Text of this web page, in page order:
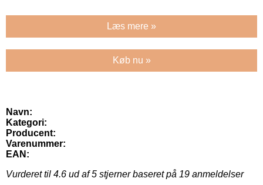
Læs mere »
Køb nu »
Navn:
Kategori:
Producent:
Varenummer:
EAN:
Vurderet til 4.6 ud af 5 stjerner baseret på 19 anmeldelser